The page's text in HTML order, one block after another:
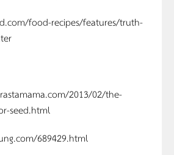
food-recipes/features/truth-
2013/02/the-
seed.html
689429.html